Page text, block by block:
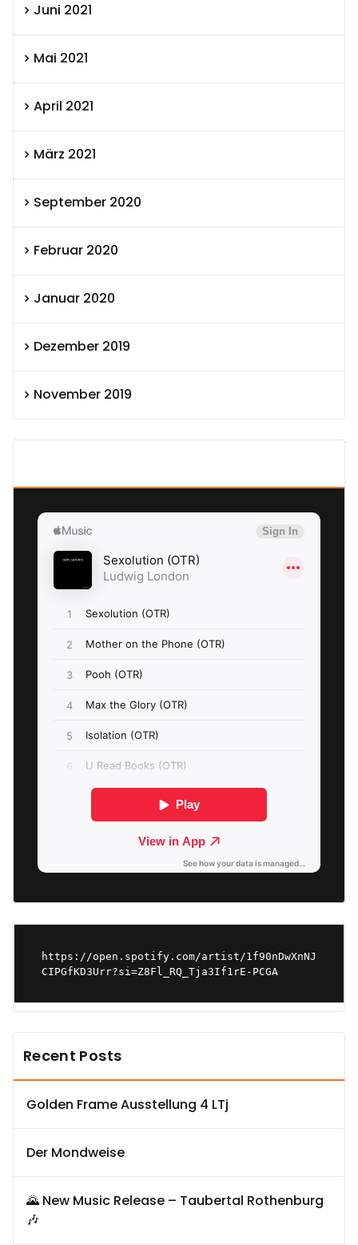
Juni 2021
Mai 2021
April 2021
März 2021
September 2020
Februar 2020
Januar 2020
Dezember 2019
November 2019
https://open.spotify.com/artist/1f90nDwXnNJ
CIPGfKD3Urr?si=Z8Fl_RQ_Tja3If1rE-PCGA
Recent Posts
Golden Frame Ausstellung 4 LTj
Der Mondweise
🌄 New Music Release – Taubertal Rothenburg
🎶